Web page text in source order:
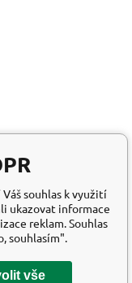
souhlas k využití
ukazovat informace
reklam. Souhlas
souhlasím".
vše